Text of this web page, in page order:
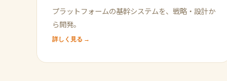
プラットフォームの基幹システムを、戦略・設計か
ら開発。
詳しく見る →